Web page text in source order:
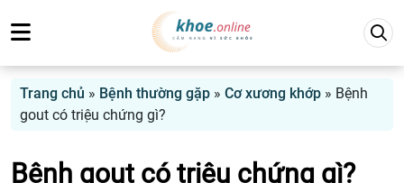
Trang chủ » Bệnh thường gặp » Cơ xương khớp » Bệnh
gout có triệu chứng gì?
Bệnh gout có triệu chứng gì?